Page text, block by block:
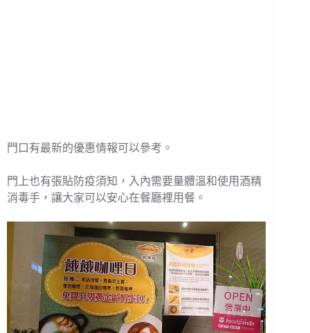
門口有最新的優惠情報可以參考。
門上也有張貼防疫須知，入內需要量體溫和使用酒精
消毒手，讓大家可以安心在餐廳裡用餐。